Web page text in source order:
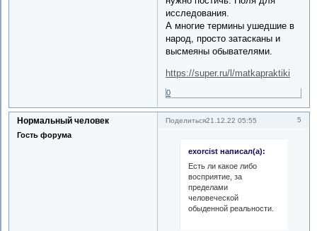
исследования.
А многие термины ушедшие в
народ, просто затасканы и
высмеяны обывателями.
https://super.ru/l/matkapraktiki
0
Поделиться 5
21.12.22 05:55
Нормальный человек
Гость форума
exorcist написал(а):
Есть ли какое либо
восприятие, за
пределами
человеческой
обыденной реальности.